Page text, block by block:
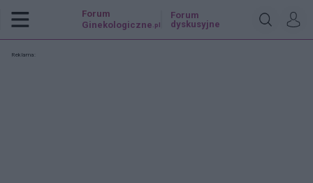
Forum
Ginekologiczne .pl
Forum
dyskusyjne
Reklama: